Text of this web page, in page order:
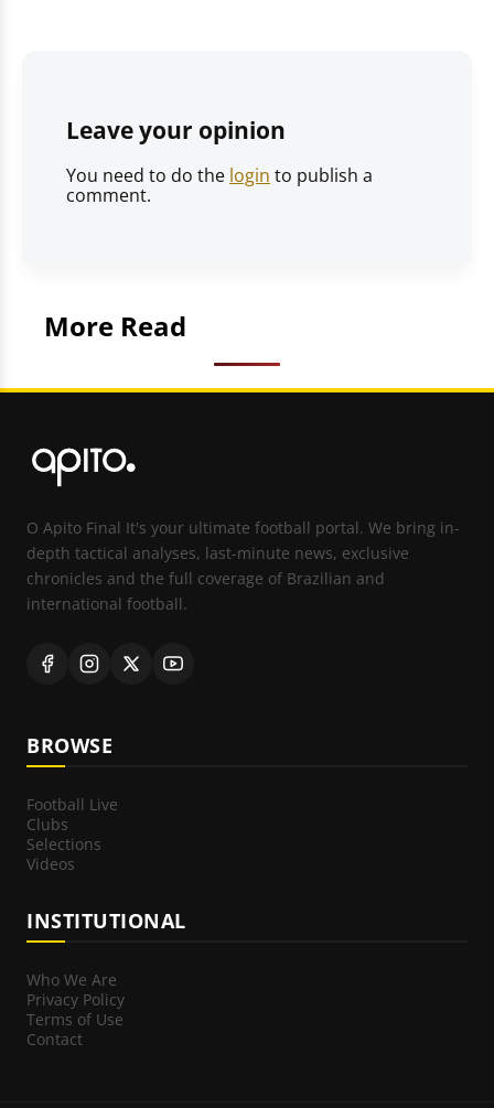
Leave your opinion
You need to do the login to publish a
comment.
More Read
O Apito Final It's your ultimate football portal. We bring in-
depth tactical analyses, last-minute news, exclusive
chronicles and the full coverage of Brazilian and
international football.
BROWSE
Football Live
Clubs
Selections
Videos
INSTITUTIONAL
Who We Are
Privacy Policy
Terms of Use
Contact